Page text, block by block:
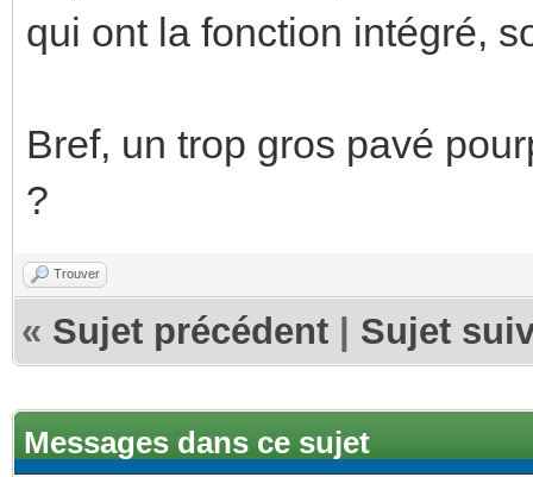
qui ont la fonction intégré,
Bref, un trop gros pavé
?
Trouver
« Sujet précédent Sujet
Messages dans ce sujet